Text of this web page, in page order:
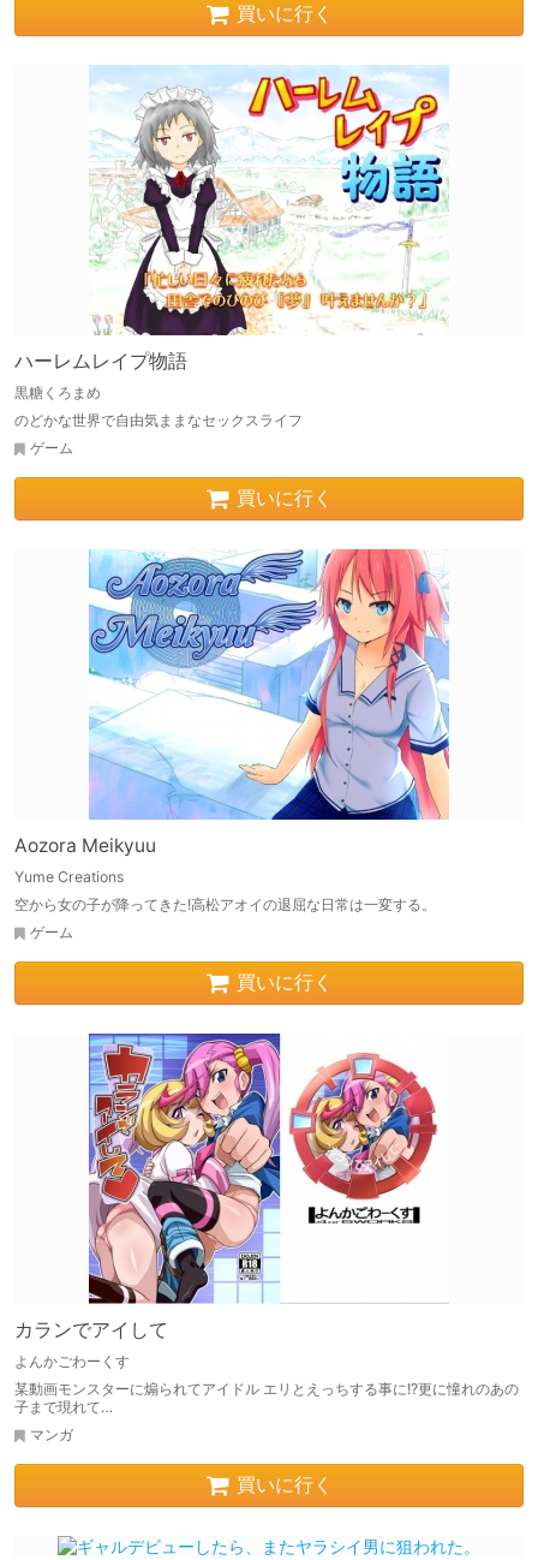
買いに行く
ハーレムレイプ物語
黒糖くろまめ
のどかな世界で自由気ままなセックスライフ
ゲーム
買いに行く
Aozora Meikyuu
Yume Creations
空から女の子が降ってきた!高松アオイの退屈な日常は一変する。
ゲーム
買いに行く
カランでアイして
よんかごわーくす
某動画モンスターに煽られてアイドル エリとえっちする事に!?更に憧れのあの
子まで現れて…
マンガ
買いに行く